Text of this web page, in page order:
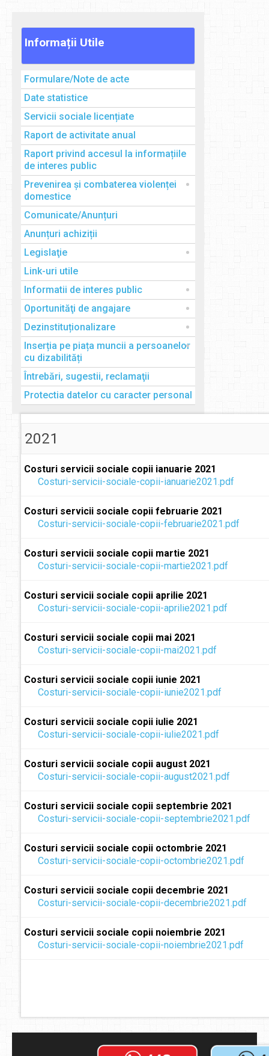
Informații Utile
Formulare/Note de acte
Date statistice
Servicii sociale licențiate
Raport de activitate anual
Raport privind accesul la informațiile
de interes public
Prevenirea și combaterea violenței
domestice
Comunicate/Anunțuri
Anunțuri achiziții
Legislaţie
Link-uri utile
Informatii de interes public
Oportunităţi de angajare
Dezinstituționalizare
Inserția pe piața muncii a persoanelor
cu dizabilități
Întrebări, sugestii, reclamaţii
Protectia datelor cu caracter personal
2021
Costuri servicii sociale copii ianuarie 2021
Costuri-servicii-sociale-copii-ianuarie2021.pdf
Costuri servicii sociale copii februarie 2021
Costuri-servicii-sociale-copii-februarie2021.pdf
Costuri servicii sociale copii martie 2021
Costuri-servicii-sociale-copii-martie2021.pdf
Costuri servicii sociale copii aprilie 2021
Costuri-servicii-sociale-copii-aprilie2021.pdf
Costuri servicii sociale copii mai 2021
Costuri-servicii-sociale-copii-mai2021.pdf
Costuri servicii sociale copii iunie 2021
Costuri-servicii-sociale-copii-iunie2021.pdf
Costuri servicii sociale copii iulie 2021
Costuri-servicii-sociale-copii-iulie2021.pdf
Costuri servicii sociale copii august 2021
Costuri-servicii-sociale-copii-august2021.pdf
Costuri servicii sociale copii septembrie 2021
Costuri-servicii-sociale-copii-septembrie2021.pdf
Costuri servicii sociale copii octombrie 2021
Costuri-servicii-sociale-copii-octombrie2021.pdf
Costuri servicii sociale copii decembrie 2021
Costuri-servicii-sociale-copii-decembrie2021.pdf
Costuri servicii sociale copii noiembrie 2021
Costuri-servicii-sociale-copii-noiembrie2021.pdf